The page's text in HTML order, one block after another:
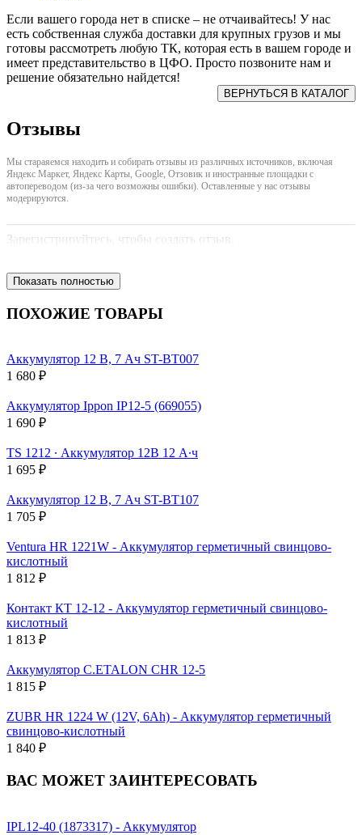
Если вашего города нет в списке – не отчаивайтесь! У нас
есть собственная служба доставки для крупных грузов и мы
готовы рассмотреть любую ТК, которая есть в вашем городе и
имеет представительство в ЦФО. Просто позвоните нам и
решение обязательно найдется!
Отзывы
Мы стараяемся находить и собирать отзывы из различных источников, включая
Яндекс Маркет, Яндекс Карты, Google, Отзовик и иностранные площадки с
автопереводом (из-за чего возможны ошибки). Оставленные у нас отзывы
модерируются.
Зарегистрируйтесь, чтобы создать отзыв.
Показать полностью
ПОХОЖИЕ ТОВАРЫ
Аккумулятор 12 В, 7 Ач ST-BT007
1 680 ₽
Аккумулятор Ippon IP12-5 (669055)
1 690 ₽
TS 1212 ∙ Аккумулятор 12В 12 А∙ч
1 695 ₽
Аккумулятор 12 В, 7 Ач ST-BT107
1 705 ₽
Ventura HR 1221W - Аккумулятор герметичный свинцово-
кислотный
1 812 ₽
Контакт КТ 12-12 - Аккумулятор герметичный свинцово-
кислотный
1 813 ₽
Аккумулятор C.ETALON CHR 12-5
1 815 ₽
ZUBR HR 1224 W (12V, 6Ah) - Аккумулятор герметичный
свинцово-кислотный
1 840 ₽
ВАС МОЖЕТ ЗАИНТЕРЕСОВАТЬ
IPL12-40 (1873317) - Аккумулятор